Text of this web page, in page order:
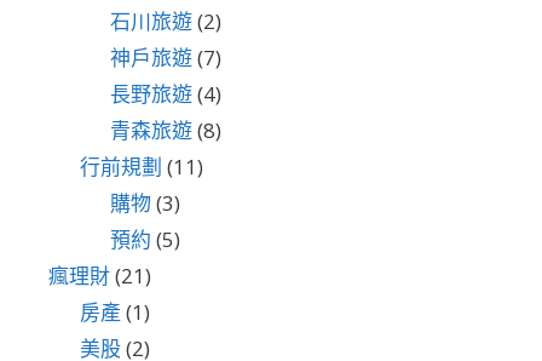
石川旅遊(2)
神戶旅遊(7)
長野旅遊(4)
青森旅遊(8)
行前規劃 (11)
購物(3)
預約 (5)
瘋理財(21)
房產 (1)
美股(2)